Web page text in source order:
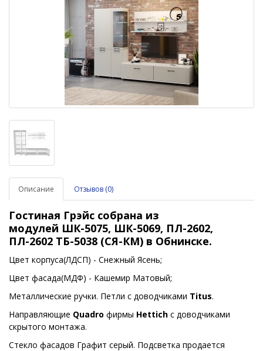
Описание Отзывов (0)
Гостиная Грэйс собрана из
модулей ШК-5075, ШК-5069, ПЛ-2602,
ПЛ-2602 ТБ-5038 (СЯ-КМ) в Обнинске.
Цвет корпуса(ЛДСП) - Снежный Ясень;
Цвет фасада(МДФ) - Кашемир Матовый;
Металлические ручки. Петли с доводчиками Titus.
Направляющие Quadro фирмы Hettich с доводчиками
скрытого монтажа.
Стекло фасадов Графит серый. Подсветка продается